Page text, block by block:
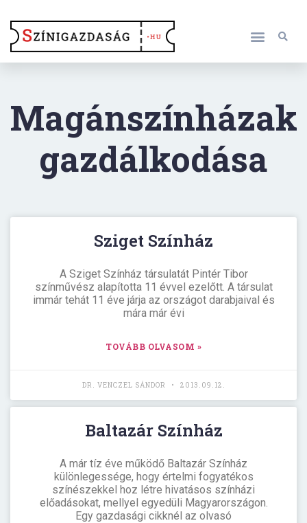
Magánszínházak
gazdálkodása
Sziget Színház
A Sziget Színház társulatát Pintér Tibor
színművész alapította 11 évvel ezelőtt. A társulat
immár tehát 11 éve járja az országot darabjaival és
mára már évi
TOVÁBB OLVASOM »
DR. VENCZEL SÁNDOR 2013.09.12.
Baltazár Színház
A már tíz éve működő Baltazár Színház
különlegessége, hogy értelmi fogyatékos
színészekkel hoz létre hivatásos színházi
előadásokat, mellyel egyedüli Magyarországon.
Egy gazdasági cikknél az olvasó